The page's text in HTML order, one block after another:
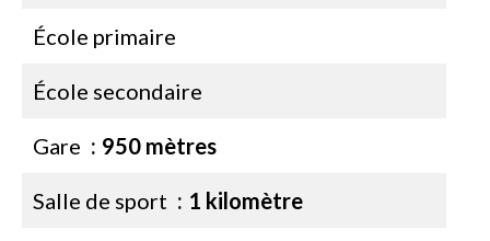
École primaire
École secondaire
Gare 950 mètres
Salle de sport 1 kilomètre